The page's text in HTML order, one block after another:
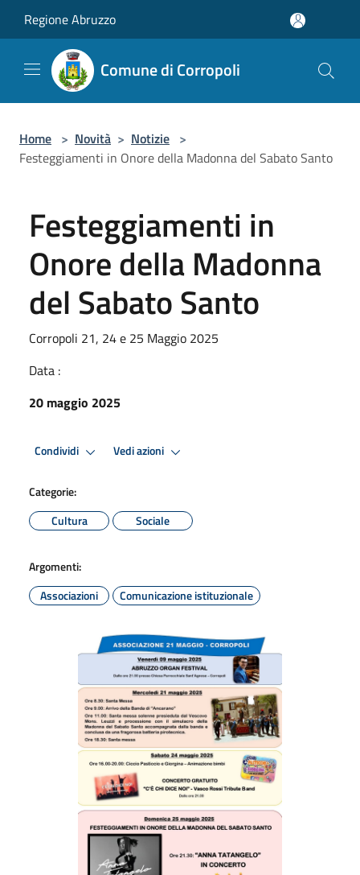
Regione Abruzzo
Comune di Corropoli
Home > Novità > Notizie >
Festeggiamenti in Onore della Madonna del Sabato Santo
Festeggiamenti in
Onore della Madonna
del Sabato Santo
Corropoli 21, 24 e 25 Maggio 2025
Data :
20 maggio 2025
Condividi Vedi azioni
Categorie:
Cultura
Sociale
Argomenti:
Associazioni
Comunicazione istituzionale